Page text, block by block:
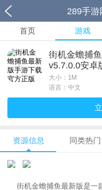
289手游
首页 游戏
街机金蟾捕
v5.7.0.0安卓
大小： 1M
语言：中文
资源信息 同类热门
街机金蟾捕鱼最新版是一